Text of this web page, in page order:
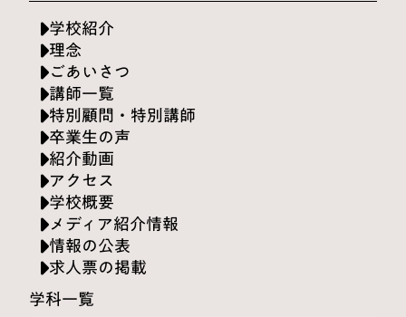
学校紹介
理念
ごあいさつ
講師一覧
特別顧問・特別講師
卒業生の声
紹介動画
アクセス
学校概要
メディア紹介情報
情報の公表
求人票の掲載
学科一覧